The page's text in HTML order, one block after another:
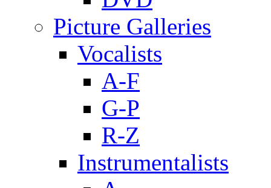
Picture Galleries
Vocalists
A-F
G-P
R-Z
Instrumentalists